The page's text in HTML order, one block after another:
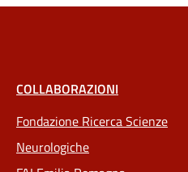
COLLABORAZIONI
Fondazione Ricerca Scienze
Neurologiche